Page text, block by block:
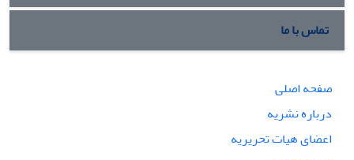
تماس با ما
صفحه اصلی
درباره نشریه
اعضای هیات تحریریه